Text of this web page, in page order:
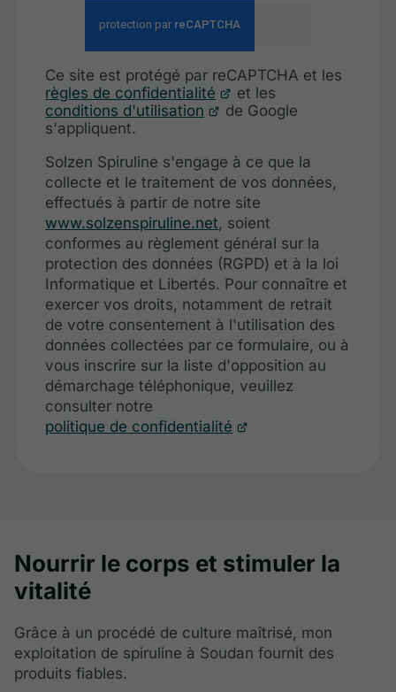
Ce site est protégé par reCAPTCHA et les
règles de confidentialité
et les
conditions d'utilisation
de Google
s'appliquent.
Solzen Spiruline s'engage à ce que la
collecte et le traitement de vos données,
effectués à partir de notre site
www.solzenspiruline.net, soient
conformes au règlement général sur la
protection des données (RGPD) et à la loi
Informatique et Libertés. Pour connaître et
exercer vos droits, notamment de retrait
de votre consentement à l'utilisation des
données collectées par ce formulaire, ou à
vous inscrire sur la liste d'opposition au
démarchage téléphonique, veuillez
consulter notre
politique de confidentialité
Nourrir le corps et stimuler la
vitalité
Grâce à un procédé de culture maîtrisé, mon
exploitation de spiruline à Soudan fournit des
produits fiables.